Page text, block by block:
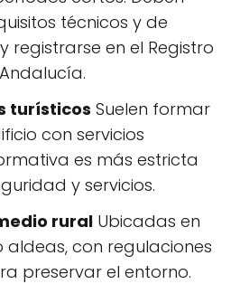
técnicos y de
registrarse en el Registro
turísticos Suelen formar
con servicios
es más estricta
y servicios.
rural Ubicadas en
aldeas, con regulaciones
preservar el entorno.